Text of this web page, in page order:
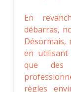
En
débarras,
Désormais,
en utilisant
que des
règles